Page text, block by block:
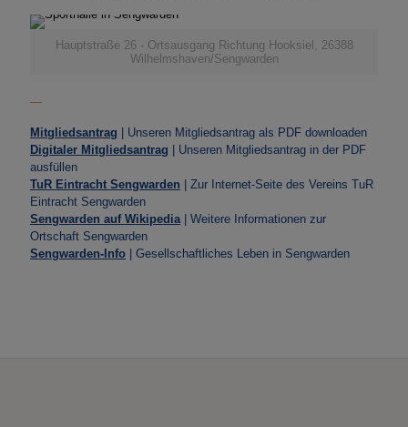
Hauptstraße 26 - Ortsausgang Richtung Hooksiel, 26388
Wilhelmshaven/Sengwarden
—
Mitgliedsantrag | Unseren Mitgliedsantrag als PDF downloaden
Digitaler Mitgliedsantrag | Unseren Mitgliedsantrag in der PDF
ausfüllen
TuR Eintracht Sengwarden | Zur Internet-Seite des Vereins TuR
Eintracht Sengwarden
Sengwarden auf Wikipedia| Weitere Informationen zur
Ortschaft Sengwarden
Sengwarden-Info | Gesellschaftliches Leben in Sengwarden